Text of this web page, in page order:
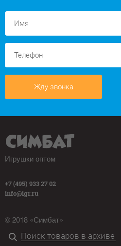
Жду звонка
Игрушки оптом
+7 (495) 933 27 02
info@igr.ru
© 2018 «Симбат»